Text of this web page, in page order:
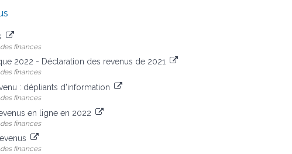
finances
2022 - Déclaration des revenus de 2021
finances
: dépliants d'information
finances
en ligne en 2022
finances
finances